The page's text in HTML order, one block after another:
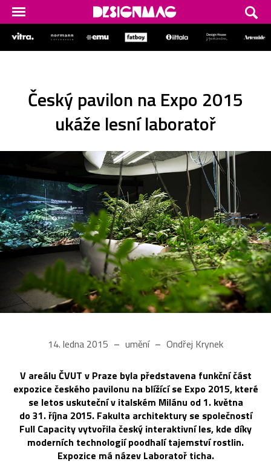
Český pavilon na Expo 2015
ukáže lesní laboratoř
14. ledna 2015 umění Ondřej Krynek
V areálu ČVUT v Praze byla představena funkční část
expozice českého pavilonu na blížící se Expo 2015, které
se letos uskuteční v italském Milánu od 1. května
do 31. října 2015. Fakulta architektury se společností
Full Capacity vytvořila český interaktivní les, kde díky
moderních technologií poodhalí tajemství rostlin.
Expozice má název Laboratoř ticha.